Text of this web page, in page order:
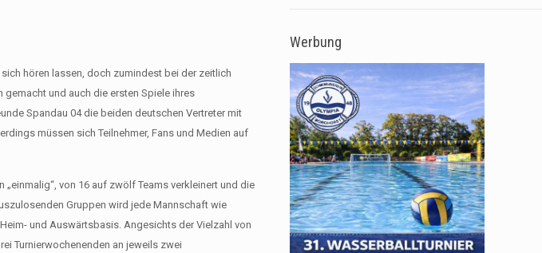
hören lassen, doch zumindest bei der zeitlich
und auch die ersten Spiele ihres
Spandau 04 die beiden deutschen Vertreter mit
müssen sich Teilnehmer, Fans und Medien auf
von 16 auf zwölf Teams verkleinert und die
Gruppen wird jede Mannschaft wie
und Auswärtsbasis. Angesichts der Vielzahl von
Turnierwochenenden an jeweils zwei
Werbung